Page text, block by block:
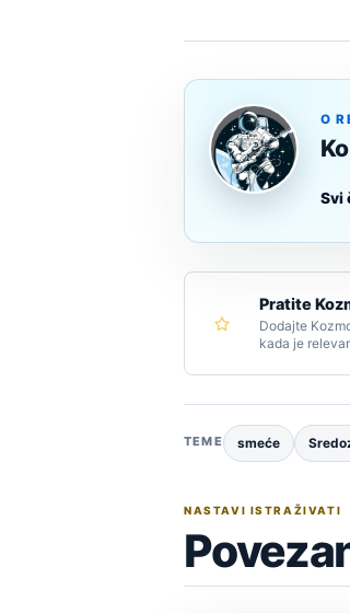
O
Svi
Pratite
Dodajte
kada je
TEME smeće
NASTAVI ISTRAŽIVATI